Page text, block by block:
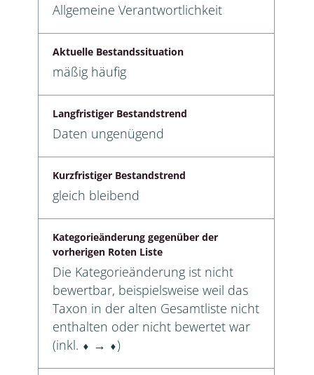
Allgemeine Verantwortlichkeit
Aktuelle Bestandssituation
mäßig häufig
Langfristiger Bestandstrend
Daten ungenügend
Kurzfristiger Bestandstrend
gleich bleibend
Kategorieänderung gegenüber der
vorherigen Roten Liste
Die Kategorieänderung ist nicht
bewertbar, beispielsweise weil das
Taxon in der alten Gesamtliste nicht
enthalten oder nicht bewertet war
(inkl. ⬧ → ⬧)